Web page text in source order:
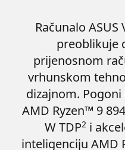
Računalo ASUS
preoblikuje
prijenosnom
vrhunskom
dizajnom.
AMD Ryzen™ 9
W TDP2 i
inteligenciju AMD